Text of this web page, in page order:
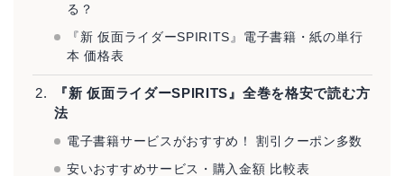
る？
『新 仮面ライダーSPIRITS』電子書籍・紙の単行
本 価格表
『新 仮面ライダーSPIRITS』全巻を格安で読む方
法
電子書籍サービスがおすすめ！ 割引クーポン多数
安いおすすめサービス・購入金額 比較表